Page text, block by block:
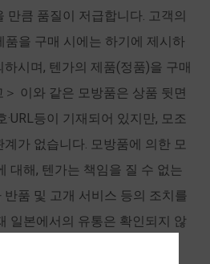
만큼 품질이 저급합니다. 고객의
품을 구매 시에는 하기에 제시하
시며, 텐가의 제품(정품)을 구매
이와 같은 모방품은 상품 뒷면
등이 기재되어 있지만, 모조
가 없습니다. 모방품에 의한 모
대해, 텐가는 책임을 질 수 없는
품 및 고개 서비스 등의 조치를
일본에서의 유통은 확인되지 않